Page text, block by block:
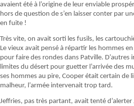
avaient été à l’origine de leur enviable
hors de question de s’en laisser conter par
en fuite !
Très vite, on avait sorti les fusils, les
Le vieux avait pensé à répartir les hommes
pour faire des rondes dans Patville. D’autres
limites du désert pour guetter l’arrivée des
ses hommes au pire, Cooper était certain de
malheur, l’armée intervenait trop tard.
Jeffries, pas très partant, avait tenté d’alerter